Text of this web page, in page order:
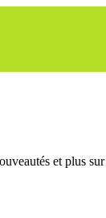
et plus